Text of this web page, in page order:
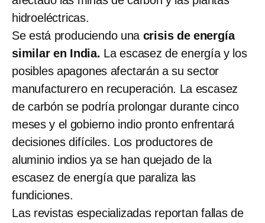
hidroeléctricas.
Se está produciendo una crisis de energía
similar en India. La escasez de energía y los
posibles apagones afectarán a su sector
manufacturero en recuperación. La escasez
de carbón se podría prolongar durante cinco
meses y el gobierno indio pronto enfrentará
decisiones difíciles. Los productores de
aluminio indios ya se han quejado de la
escasez de energía que paraliza las
fundiciones.
Las revistas especializadas reportan fallas de